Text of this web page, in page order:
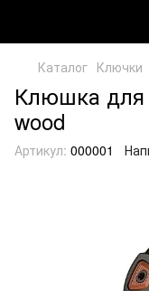
Каталог Ключки
Клюшка для
wood
Артикул: 000001